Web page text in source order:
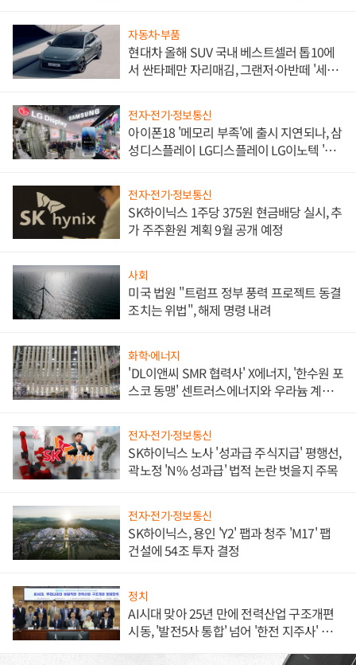
자동차·부품
현대차 올해 SUV 국내 베스트셀러 톱10에
서 싼타페만 자리매김, 그랜저·아반떼 '세단
전자·전기·정보통신
아이폰18 '메모리 부족'에 출시 지연되나, 삼
성디스플레이 LG디스플레이 LG이노텍 '탈
전자·전기·정보통신
SK하이닉스 1주당 375원 현금배당 실시, 추
가 주주환원 계획 9월 공개 예정
사회
미국 법원 "트럼프 정부 풍력 프로젝트 동결
조치는 위법", 해제 명령 내려
화학·에너지
'DL이앤씨 SMR 협력사' X에너지, '한수원 포
스코 동맹' 센트러스에너지와 우라늄 계약
전자·전기·정보통신
SK하이닉스 노사 '성과급 주식지급' 평행선,
곽노정 'N% 성과급' 법적 논란 벗을지 주목
전자·전기·정보통신
SK하이닉스, 용인 'Y2' 팹과 청주 'M17' 팹
건설에 54조 투자 결정
정치
AI시대 맞아 25년 만에 전력산업 구조개편
시동, '발전5사 통합' 넘어 '한전 지주사' 재편